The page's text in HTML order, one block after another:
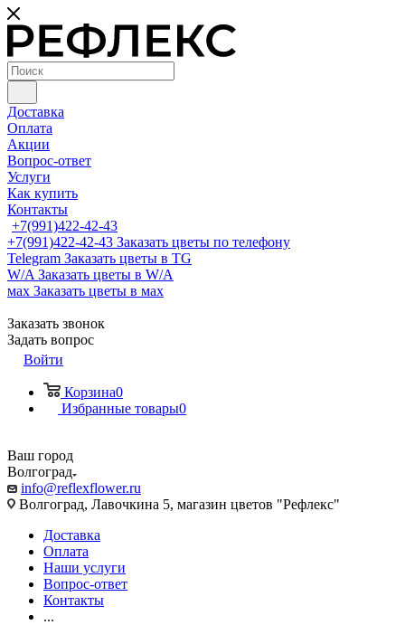
Доставка
Оплата
Акции
Вопрос-ответ
Услуги
Как купить
Контакты
+7(991)422-42-43
+7(991)422-42-43 Заказать цветы по телефону
Telegram Заказать цветы в TG
W/A Заказать цветы в W/A
мах Заказать цветы в мах
Заказать звонок
Задать вопрос
Войти
Корзина0
Избранные товары0
Ваш город
Волгоград
info@reflexflower.ru
Волгоград, Лавочкина 5, магазин цветов "Рефлекс"
Доставка
Оплата
Наши услуги
Вопрос-ответ
Контакты
...